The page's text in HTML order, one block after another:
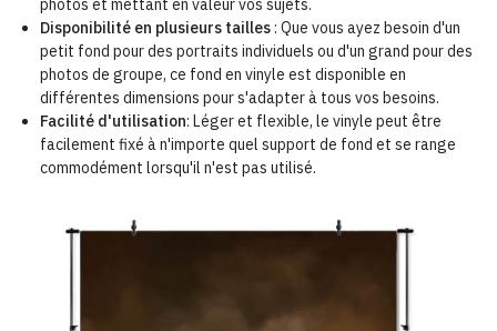
photos et mettant en valeur vos sujets.
Disponibilité en plusieurs tailles : Que vous ayez besoin d'un
petit fond pour des portraits individuels ou d'un grand pour des
photos de groupe, ce fond en vinyle est disponible en
différentes dimensions pour s'adapter à tous vos besoins.
Facilité d'utilisation: Léger et flexible, le vinyle peut être
facilement fixé à n'importe quel support de fond et se range
commodément lorsqu'il n'est pas utilisé.